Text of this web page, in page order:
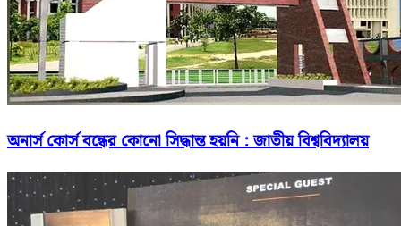
অনার্স কোর্স বন্ধের কোনো সিদ্ধান্ত হয়নি : জাতীয় বিশ্ববিদ্যালয়